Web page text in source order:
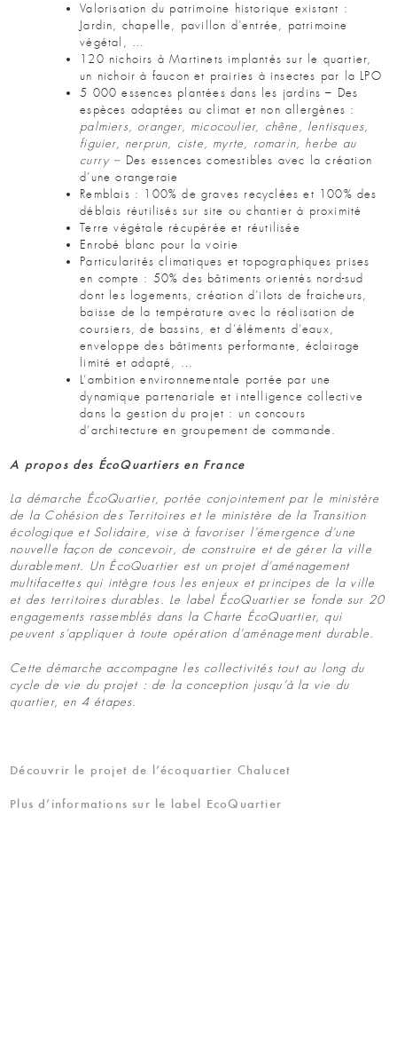
Valorisation du patrimoine historique existant :
Jardin, chapelle, pavillon d’entrée, patrimoine
végétal, …
120 nichoirs à Martinets implantés sur le quartier,
un nichoir à faucon et prairies à insectes par la LPO
5 000 essences plantées dans les jardins – Des
espèces adaptées au climat et non allergènes :
palmiers, oranger, micocoulier, chêne, lentisques,
figuier, nerprun, ciste, myrte, romarin, herbe au
curry – Des essences comestibles avec la création
d’une orangeraie
Remblais : 100% de graves recyclées et 100% des
déblais réutilisés sur site ou chantier à proximité
Terre végétale récupérée et réutilisée
Enrobé blanc pour la voirie
Particularités climatiques et topographiques prises
en compte : 50% des bâtiments orientés nord-sud
dont les logements, création d’ilots de fraicheurs,
baisse de la température avec la réalisation de
coursiers, de bassins, et d’éléments d’eaux,
enveloppe des bâtiments performante, éclairage
limité et adapté, …
L’ambition environnementale portée par une
dynamique partenariale et intelligence collective
dans la gestion du projet : un concours
d’architecture en groupement de commande.
A propos des ÉcoQuartiers en France
La démarche ÉcoQuartier, portée conjointement par le ministère
de la Cohésion des Territoires et le ministère de la Transition
écologique et Solidaire, vise à favoriser l’émergence d’une
nouvelle façon de concevoir, de construire et de gérer la ville
durablement. Un ÉcoQuartier est un projet d’aménagement
multifacettes qui intègre tous les enjeux et principes de la ville
et des territoires durables. Le label ÉcoQuartier se fonde sur 20
engagements rassemblés dans la Charte ÉcoQuartier, qui
peuvent s’appliquer à toute opération d’aménagement durable.
Cette démarche accompagne les collectivités tout au long du
cycle de vie du projet : de la conception jusqu’à la vie du
quartier, en 4 étapes.
Découvrir le projet de l’écoquartier Chalucet
Plus d’informations sur le label EcoQuartier